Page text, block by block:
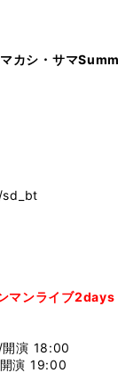
カシ・サマ
マンライブ2days
演 18:00
演 19:00